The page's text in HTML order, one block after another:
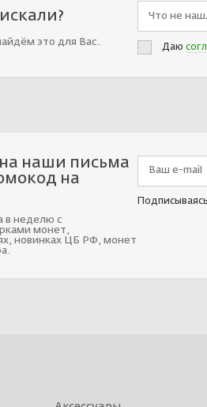
это для Вас.
Даю
наши письма
на
в неделю с
монет,
новинках ЦБ РФ, монет